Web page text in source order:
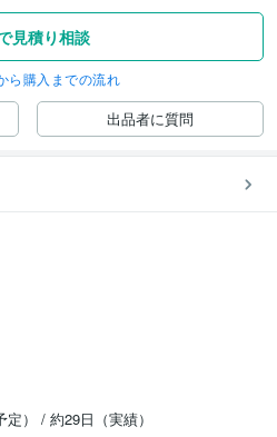
見積り相談
ら購入までの流れ
出品者に質問
定） / 約29日（実績）